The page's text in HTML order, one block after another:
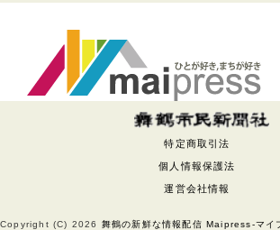
Copyright (C) 2026 舞鶴の新鮮な情報配信 Maipress-マイ
特定商取引法
個人情報保護法
運営会社情報